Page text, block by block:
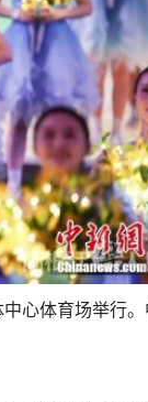
心体育场举行